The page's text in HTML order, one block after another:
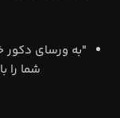
"به ورسای دکور
شما را